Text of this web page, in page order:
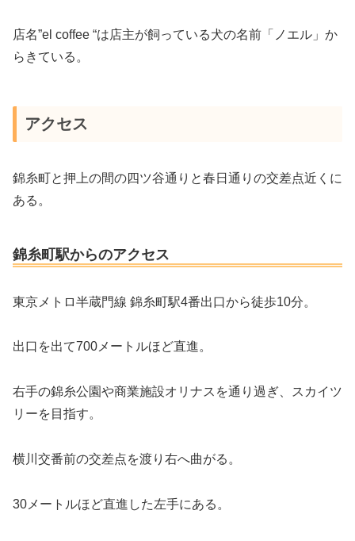
店名”el coffee “は店主が飼っている犬の名前「ノエル」か
らきている。
アクセス
錦糸町と押上の間の四ツ谷通りと春日通りの交差点近くに
ある。
錦糸町駅からのアクセス
東京メトロ半蔵門線 錦糸町駅4番出口から徒歩10分。
出口を出て700メートルほど直進。
右手の錦糸公園や商業施設オリナスを通り過ぎ、スカイツ
リーを目指す。
横川交番前の交差点を渡り右へ曲がる。
30メートルほど直進した左手にある。